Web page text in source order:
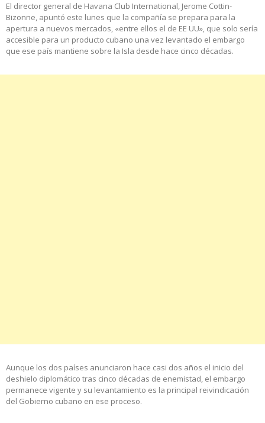
El director general de Havana Club International, Jerome Cottin-
Bizonne, apuntó este lunes que la compañía se prepara para la
apertura a nuevos mercados, «entre ellos el de EE UU», que solo sería
accesible para un producto cubano una vez levantado el embargo
que ese país mantiene sobre la Isla desde hace cinco décadas.
Aunque los dos países anunciaron hace casi dos años el inicio del
deshielo diplomático tras cinco décadas de enemistad, el embargo
permanece vigente y su levantamiento es la principal reivindicación
del Gobierno cubano en ese proceso.